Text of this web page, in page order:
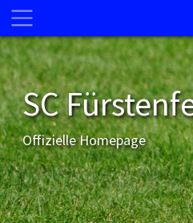
SC
Offizielle Homepage